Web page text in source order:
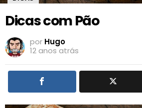
Dicas com Pão
por Hugo
12 anos atrás